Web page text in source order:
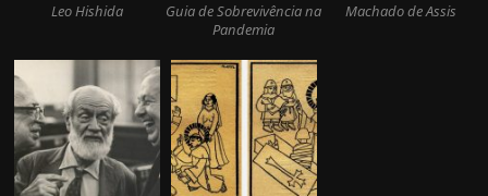
Leo Hishida
Guia de Sobrevivência na
Pandemia
Machado de Assis